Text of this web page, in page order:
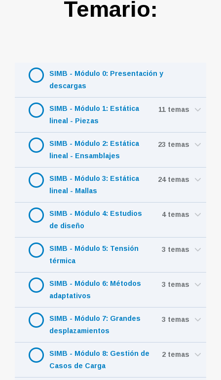
Temario:
SIMB - Módulo 0: Presentación y
descargas
SIMB - Módulo 1: Estática
lineal - Piezas
11 temas
SIMB - Módulo 2: Estática
lineal - Ensamblajes
23 temas
SIMB - Módulo 3: Estática
lineal - Mallas
24 temas
SIMB - Módulo 4: Estudios
de diseño
4 temas
SIMB - Módulo 5: Tensión
térmica
3 temas
SIMB - Módulo 6: Métodos
adaptativos
3 temas
SIMB - Módulo 7: Grandes
desplazamientos
3 temas
SIMB - Módulo 8: Gestión de
Casos de Carga
2 temas